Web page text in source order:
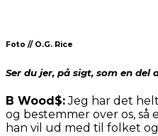
Foto // O.G. Rice
Ser du jer, på sigt, som en
B Wood$:Jeg har det
og bestemmer over os,
han vil ud med til folket